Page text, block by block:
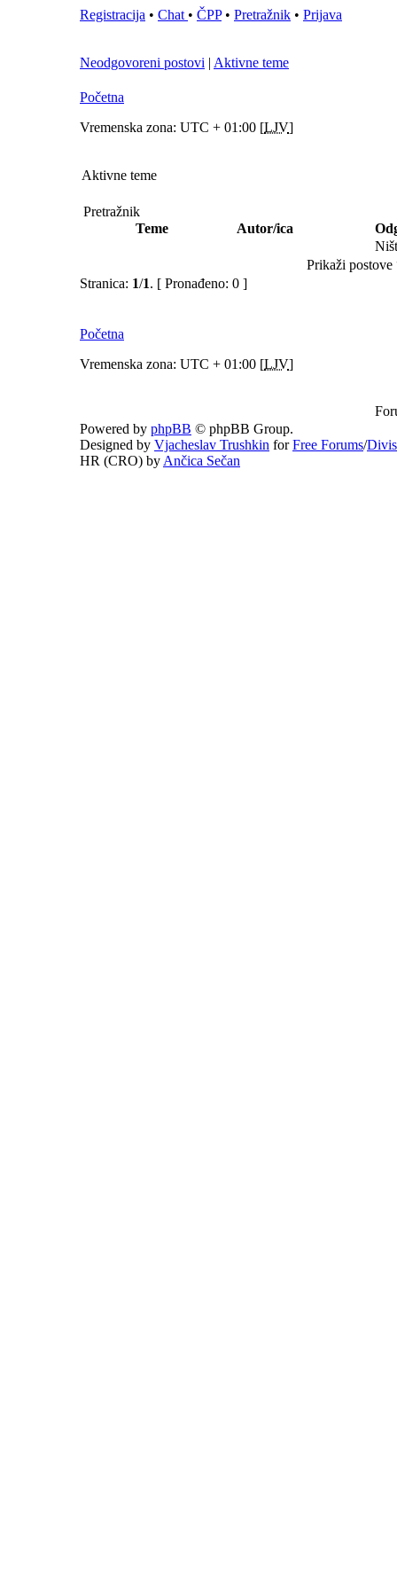
Registracija • Chat • ČPP• Pretražnik • Prijava
Neodgovoreni postovi | Aktivne teme
Početna
Vremenska zona: UTC + 01:00 [LJV]
Aktivne teme
Pretražnik
Teme
Autor/ica
Prikaži postove
Stranica: 1/1. [ Pronađeno: 0 ]
Početna
Vremenska zona: UTC + 01:00 [LJV]
Powered by phpBB © phpBB Group.
Designed by Vjacheslav Trushkin forFree Forums/
HR (CRO) by Ančica Sečan